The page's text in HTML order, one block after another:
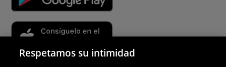
Respetamos su intimidad